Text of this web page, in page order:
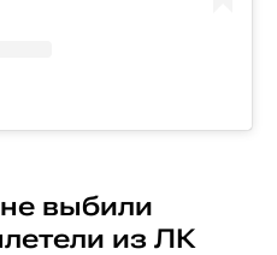
выбили
из ЛК